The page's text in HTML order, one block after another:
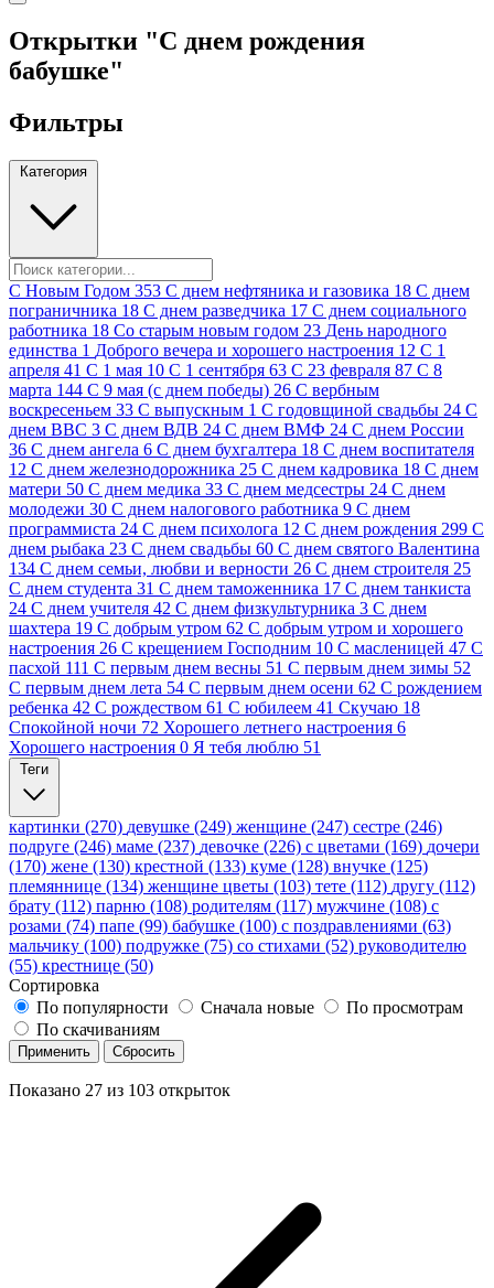
Открытки "С днем рождения
бабушке"
Фильтры
Категория
C Новым Годом 353 C днем нефтяника и газовика 18 C днем
пограничника 18 C днем разведчика 17 C днем социального
работника 18 Cо старым новым годом 23 День народного
единства 1 Доброго вечера и хорошего настроения 12 С 1
апреля 41 С 1 мая 10 С 1 сентября 63 С 23 февраля 87 С 8
марта 144 С 9 мая (с днем победы) 26 С вербным
воскресеньем 33 С выпускным 1 С годовщиной свадьбы 24 С
днем ВВС 3 С днем ВДВ 24 С днем ВМФ 24 С днем России
36 С днем ангела 6 С днем бухгалтера 18 С днем воспитателя
12 С днем железнодорожника 25 С днем кадровика 18 С днем
матери 50 С днем медика 33 С днем медсестры 24 С днем
молодежи 30 С днем налогового работника 9 С днем
программиста 24 С днем психолога 12 С днем рождения 299 С
днем рыбака 23 С днем свадьбы 60 С днем святого Валентина
134 С днем семьи, любви и верности 26 С днем строителя 25
С днем студента 31 С днем таможенника 17 С днем танкиста
24 С днем учителя 42 С днем физкультурника 3 С днем
шахтера 19 С добрым утром 62 С добрым утром и хорошего
настроения 26 С крещением Господним 10 С масленицей 47 С
пасхой 111 С первым днем весны 51 С первым днем зимы 52
С первым днем лета 54 С первым днем осени 62 С рождением
ребенка 42 С рождеством 61 С юбилеем 41 Скучаю 18
Спокойной ночи 72 Хорошего летнего настроения 6
Хорошего настроения 0 Я тебя люблю 51
Теги
картинки (270) девушке (249) женщине (247) сестре (246)
подруге (246) маме (237) девочке (226) с цветами (169) дочери
(170) жене (130) крестной (133) куме (128) внучке (125)
племяннице (134) женщине цветы (103) тете (112) другу (112)
брату (112) парню (108) родителям (117) мужчине (108) с
розами (74) папе (99) бабушке (100) с поздравлениями (63)
мальчику (100) подружке (75) со стихами (52) руководителю
(55) крестнице (50)
Сортировка
По популярности
Сначала новые
По просмотрам
По скачиваниям
Применить Сбросить
Показано 27 из 103 открыток